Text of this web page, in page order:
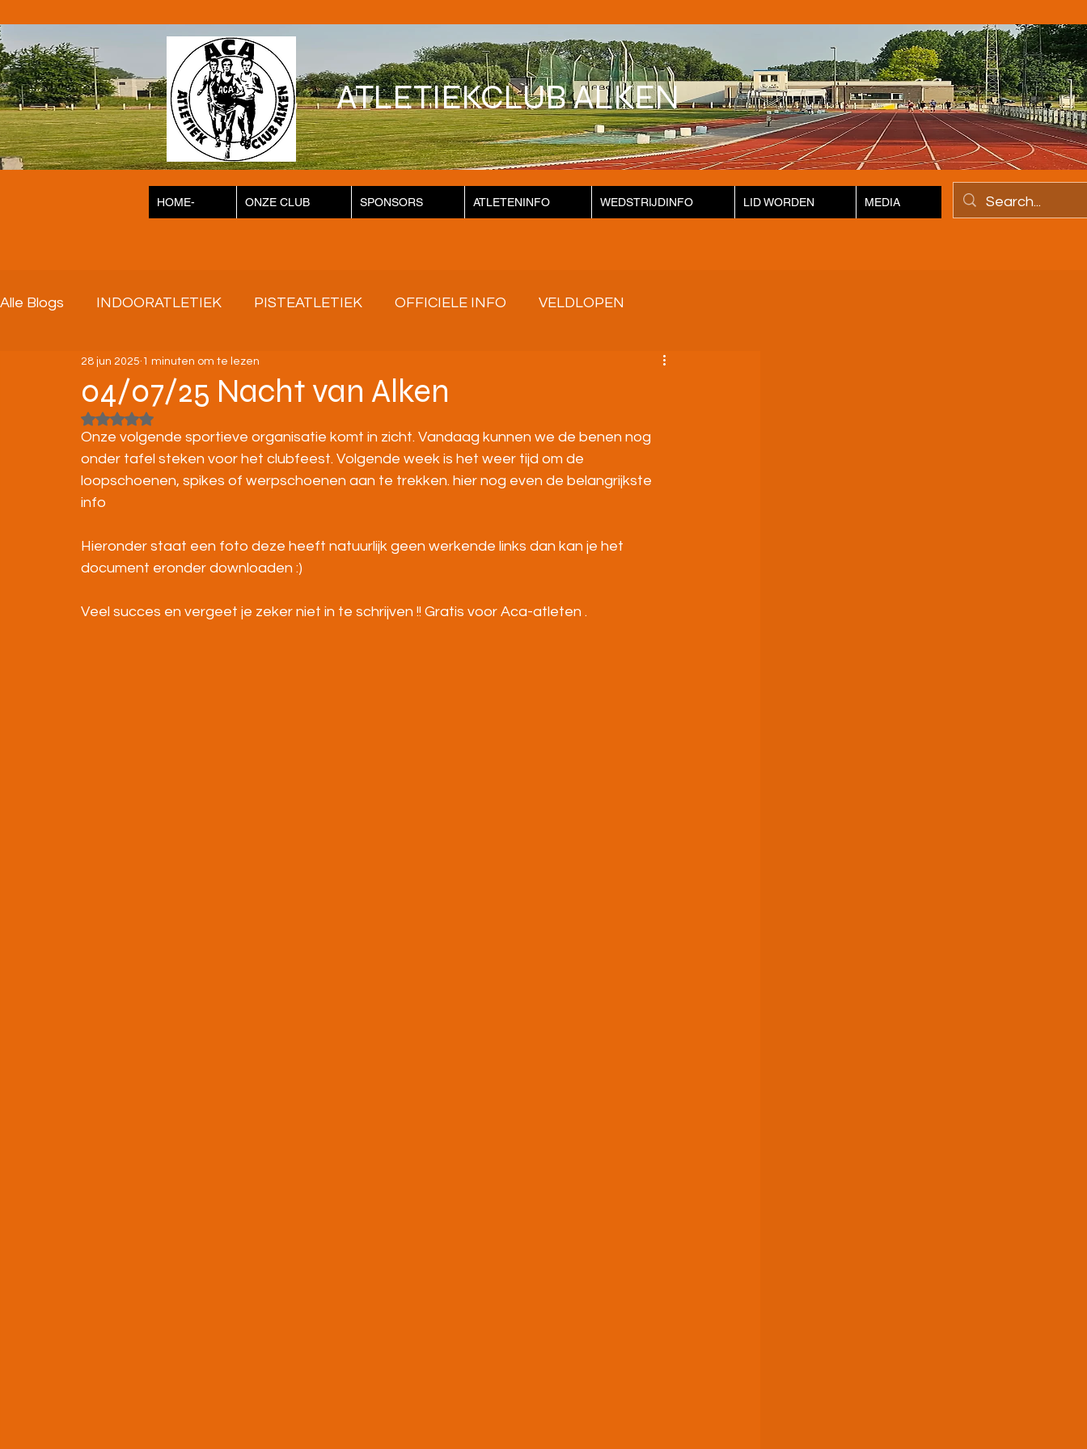
ATLETIEKCLUB ALKEN
HOME- ONZE CLUB SPONSORS ATLETENINFO WEDSTRIJDINFO LID WORDEN MEDIA
Alle Blogs INDOORATLETIEK PISTEATLETIEK OFFICIELE INFO VELDLOPEN
STRATENLOPEN JEUGD/ONDERBOUW
KAMPIOENSCHAPPEN
04/07/25 Nacht van Alken
28 jun 2025 1 minuten om te lezen
Beoordeeld met NaN uit 5 sterren.
Onze volgende sportieve organisatie komt in zicht. Vandaag kunnen we de benen nog
onder tafel steken voor het clubfeest. Volgende week is het weer tijd om de
loopschoenen, spikes of werpschoenen aan te trekken. hier nog even de belangrijkste
info
Hieronder staat een foto deze heeft natuurlijk geen werkende links dan kan je het
document eronder downloaden :)
Veel succes en vergeet je zeker niet in te schrijven !! Gratis voor Aca-atleten .